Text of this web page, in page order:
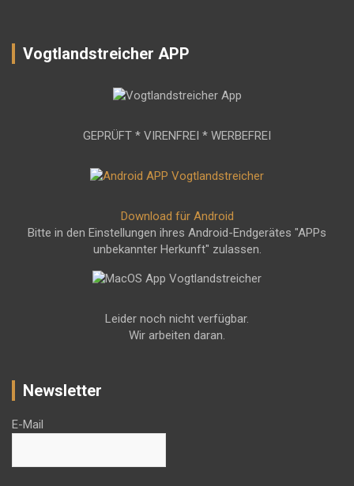
Vogtlandstreicher APP
GEPRÜFT * VIRENFREI * WERBEFREI
Download für Android
Bitte in den Einstellungen ihres Android-Endgerätes "APPs
unbekannter Herkunft" zulassen.
Leider noch nicht verfügbar.
Wir arbeiten daran.
Newsletter
E-Mail